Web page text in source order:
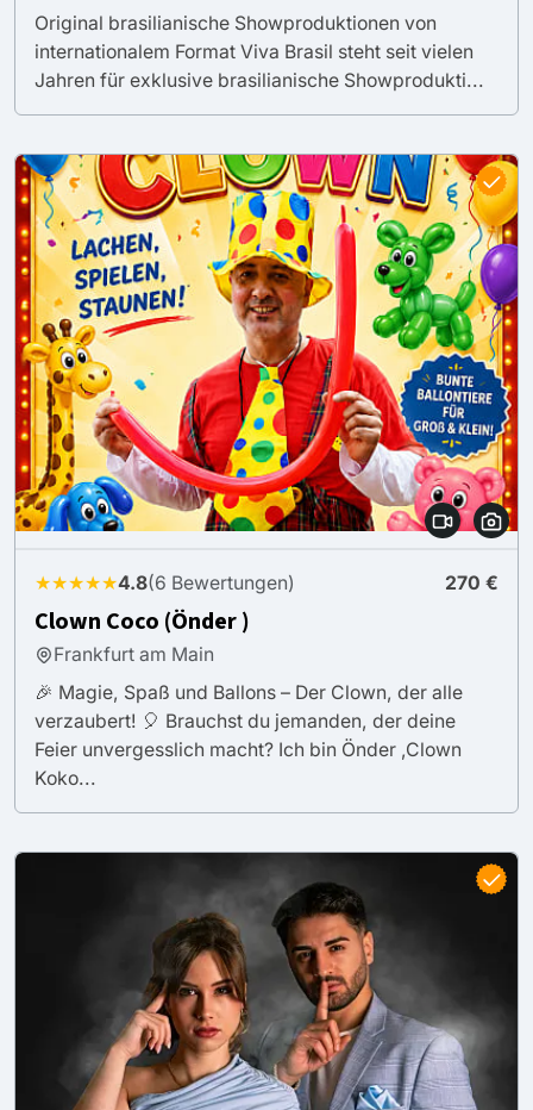
Original brasilianische Showproduktionen von
internationalem Format Viva Brasil steht seit vielen
Jahren für exklusive brasilianische Showprodukti...
★★★★★4.8(6 Bewertungen) 270 €
Clown Coco (Önder )
Frankfurt am Main
🎉 Magie, Spaß und Ballons – Der Clown, der alle
verzaubert! 🎈 Brauchst du jemanden, der deine
Feier unvergesslich macht? Ich bin Önder ,Clown
Koko...